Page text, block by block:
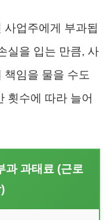
업주에게 부과됩
실을 입는 만큼, 사
임을 물을 수도
횟수에 따라 늘어
과 과태료 (근로